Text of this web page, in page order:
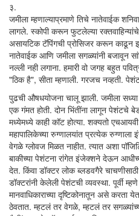
३.
जमीला म्हणाल्याप्रमाणे तिचे नातेवाईक
लागले. स्कोपी करून फुटलेल्या
असायटिक टॅपिंगची प्रोसिजर करून काढून
नातेवाईक आणि जमीला सगळ्यांनी बजावून
नल्ली नही लगाना. हमारी वो जगह बहुत
"ठिक है", सीता म्हणाली. गरजच नव्हती. पेशंट
पुढची औषधयोजना चालू झाली. जमीला
एक गंमत होती. दोन भिंतींना लागून पेशंटचे
मध्येमध्ये काही कॉट होत्या. शक्यतो
महापालिकेच्या रुग्णालयांत प्रत्येक रुग्णाला
वेगळे ग्लोवज मिळत नाहीत. त्यात अशा
बाकीच्या पेशंटना रांगेत इंजेक्शने देऊन
देत. किंवा डॉक्टर लोक ब्लडवगैरे
डॉक्टरांनी केलेली पेशंटची व्यवस्था. पूर्वी
मानवाधिकाराच्या दृष्टिकोनातून असे करता
ठेवतात. म्हटलं तर वेगळे, म्हटलं तर